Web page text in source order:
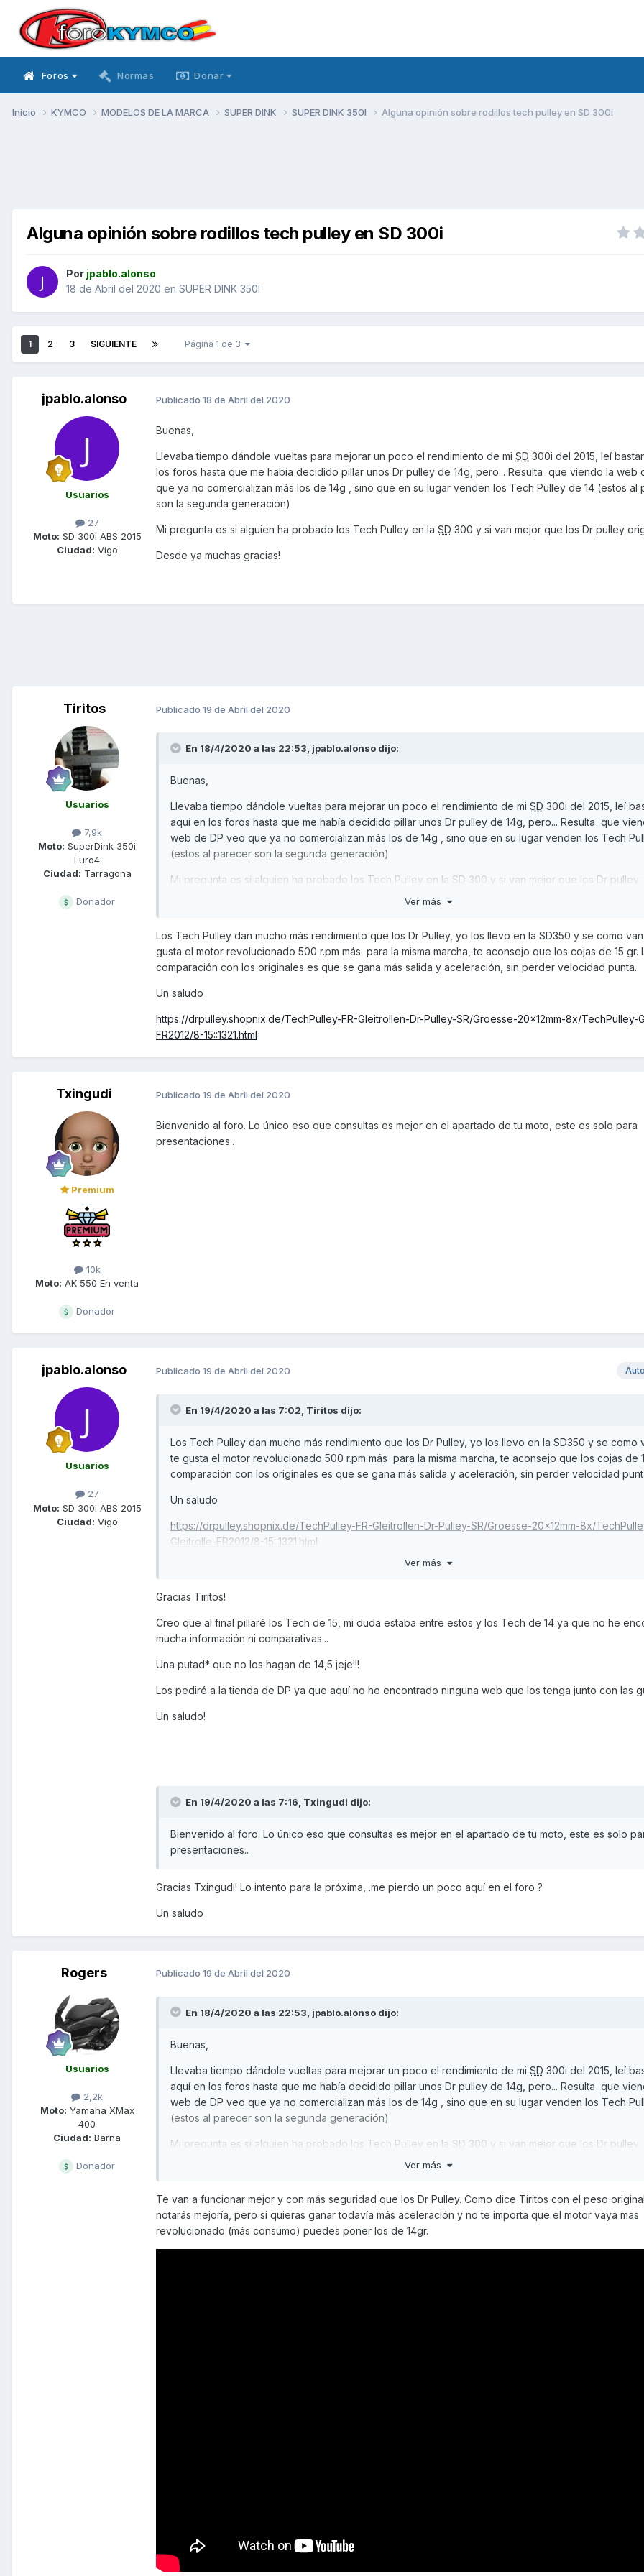
Foros Normas Donar
Inicio KYMCO MODELOS DE LA MARCA SUPER DINK SUPER DINK 350I Alguna opinión sobre rodillos tech pulley en SD 300i
Alguna opinión sobre rodillos tech pulley en SD 300i
Por jpablo.alonso
18 de Abril del 2020 en SUPER DINK 350I
1 2 3 SIGUIENTE Página 1 de 3
jpablo.alonso
Usuarios
27
Moto: SD 300i ABS 2015
Ciudad: Vigo
Publicado 18 de Abril del 2020
Buenas,
Llevaba tiempo dándole vueltas para mejorar un poco el rendimiento de mi SD 300i del 2015, leí
los foros hasta que me había decidido pillar unos Dr pulley de 14g, pero... Resulta que viendo la web
que ya no comercializan más los de 14g , sino que en su lugar venden los Tech Pulley de 14 (estos al
son la segunda generación)
Mi pregunta es si alguien ha probado los Tech Pulley en la SD 300 y si van mejor que los Dr pulley
Desde ya muchas gracias!
Tiritos
Usuarios
7,9k
Moto: SuperDink 350i
Euro4
Ciudad: Tarragona
Donador
Publicado 19 de Abril del 2020
En 18/4/2020 a las 22:53, jpablo.alonso dijo:
Buenas,
Llevaba tiempo dándole vueltas para mejorar un poco el rendimiento de mi SD 300i del 2015, leí
aquí en los foros hasta que me había decidido pillar unos Dr pulley de 14g, pero... Resulta que
web de DP veo que ya no comercializan más los de 14g , sino que en su lugar venden los Tech
(estos al parecer son la segunda generación)
Mi pregunta es si alguien ha probado los Tech Pulley en la SD 300 y si van mejor que los Dr pulley
Ver más
Los Tech Pulley dan mucho más rendimiento que los Dr Pulley, yo los llevo en la SD350 y se como
gusta el motor revolucionado 500 r.pm más para la misma marcha, te aconsejo que los cojas de 15 gr.
comparación con los originales es que se gana más salida y aceleración, sin perder velocidad punta.
Un saludo
https://drpulley.shopnix.de/TechPulley-FR-Gleitrollen-Dr-Pulley-SR/Groesse-20x12mm-8x/TechPulley-
FR2012/8-15::1321.html
Txingudi
Premium
10k
Moto: AK 550 En venta
Donador
Publicado 19 de Abril del 2020
Bienvenido al foro. Lo único eso que consultas es mejor en el apartado de tu moto, este es solo para
presentaciones..
jpablo.alonso
Usuarios
27
Moto: SD 300i ABS 2015
Ciudad: Vigo
Publicado 19 de Abril del 2020
En 19/4/2020 a las 7:02, Tiritos dijo:
Los Tech Pulley dan mucho más rendimiento que los Dr Pulley, yo los llevo en la SD350 y se como
te gusta el motor revolucionado 500 r.pm más para la misma marcha, te aconsejo que los cojas de
comparación con los originales es que se gana más salida y aceleración, sin perder velocidad
Un saludo
https://drpulley.shopnix.de/TechPulley-FR-Gleitrollen-Dr-Pulley-SR/Groesse-20x12mm-8x/
Gleitrolle-FR2012/8-15::1321.html
Ver más
Gracias Tiritos!
Creo que al final pillaré los Tech de 15, mi duda estaba entre estos y los Tech de 14 ya que no he
mucha información ni comparativas...
Una putad* que no los hagan de 14,5 jeje!!!
Los pediré a la tienda de DP ya que aquí no he encontrado ninguna web que los tenga junto con las
Un saludo!
En 19/4/2020 a las 7:16, Txingudi dijo:
Bienvenido al foro. Lo único eso que consultas es mejor en el apartado de tu moto, este es solo
presentaciones..
Gracias Txingudi! Lo intento para la próxima, .me pierdo un poco aquí en el foro ?
Un saludo
Rogers
Usuarios
2,2k
Moto: Yamaha XMax
400
Ciudad: Barna
Donador
Publicado 19 de Abril del 2020
En 18/4/2020 a las 22:53, jpablo.alonso dijo:
Buenas,
Llevaba tiempo dándole vueltas para mejorar un poco el rendimiento de mi SD 300i del 2015, leí
aquí en los foros hasta que me había decidido pillar unos Dr pulley de 14g, pero... Resulta que
web de DP veo que ya no comercializan más los de 14g , sino que en su lugar venden los Tech
(estos al parecer son la segunda generación)
Mi pregunta es si alguien ha probado los Tech Pulley en la SD 300 y si van mejor que los Dr pulley
Ver más
Te van a funcionar mejor y con más seguridad que los Dr Pulley. Como dice Tiritos con el peso
notarás mejoría, pero si quieras ganar todavía más aceleración y no te importa que el motor vaya mas
revolucionado (más consumo) puedes poner los de 14gr.